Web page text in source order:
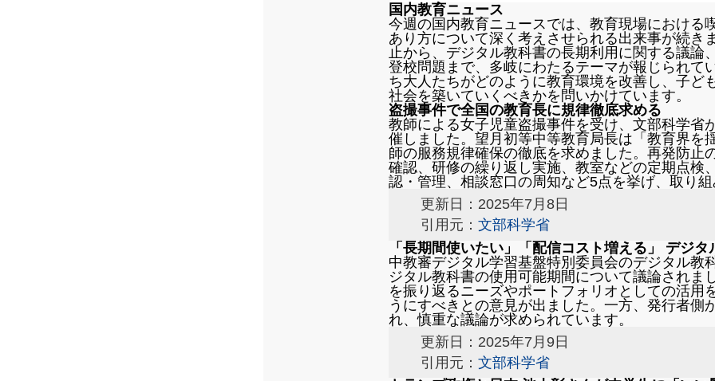
国内教育ニュース
今週の国内教育ニュースでは、教育現場における
あり方について深く考えさせられる出来事が続き
止から、デジタル教科書の長期利用に関する議論
登校問題まで、多岐にわたるテーマが報じられて
ち大人たちがどのように教育環境を改善し、子ど
社会を築いていくべきかを問いかけています。
盗撮事件で全国の教育長に規律徹底求める
教師による女子児童盗撮事件を受け、文部科学省
催しました。望月初等中等教育局長は「教育界を
師の服務規律確保の徹底を求めました。再発防止
確認、研修の繰り返し実施、教室などの定期点検
認・管理、相談窓口の周知など5点を挙げ、取り組
更新日：2025年7月8日
引用元： 文部科学省
「長期間使いたい」「配信コスト増える」 デジ
中教審デジタル学習基盤特別委員会のデジタル教
ジタル教科書の使用可能期間について議論されま
を振り返るニーズやポートフォリオとしての活用
うにすべきとの意見が出ました。一方、発行者側
れ、慎重な議論が求められています。
更新日：2025年7月9日
引用元： 文部科学省